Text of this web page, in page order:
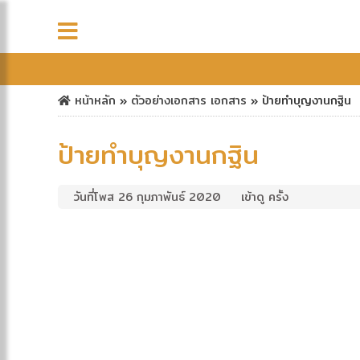
หน้าหลัก » ตัวอย่างเอกสาร เอกสาร » ป้ายทำบุญงานกฐิน
ป้ายทำบุญงานกฐิน
วันที่โพส 26 กุมภาพันธ์ 2020 เข้าดู ครั้ง